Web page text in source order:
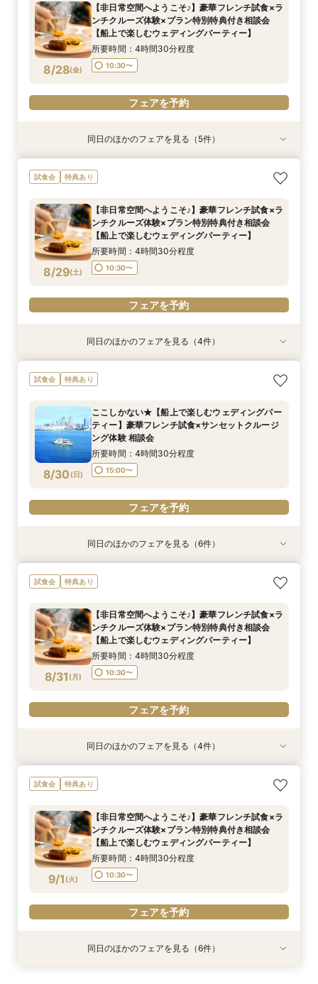
8/27(木)
9:00〜
10:30〜
15:00〜
フェアを予約
8/27(木)
13:30〜
フェアを予約
8/27(木)
10:30〜 13:00〜
フェアを予約
8/28(金)
【非日常空間へようこそ♪】豪華フレンチ試食×ラ
ンチクルーズ体験×プラン特別特典付き相談会
【船上で楽しむウェディングパーティー】
所要時間：4時間30分程度
10:30〜
フェアを予約
特典あり
8/28(金)
ここしかない★【船上で楽しむウェディングパー
ティー】豪華フレンチ試食×サンセットクルージ
所要時間：4時間30分程度
15:00〜
フェアを予約
8/28(金)
【少人数での結婚式にオススメ！】じっくりご見
学×アットホームパーティー相談フェア
9:00〜
10:30〜
15:00〜
フェアを予約
8/28(金)
【★平日限定★】ゆったり船内見学＆ウェディン
グクルーズ相談会
10:30〜 14:00〜
フェアを予約
8/28(金)
【＃海が見える】船上フォトウェディングが熱
い！フォト相談会
9:00〜 10:30〜
フェアを予約
8/28(金)
【オンライン相談会】お手軽３Dウォークでご見
学♪運命の会場がここに・・★
10:30〜 13:00〜
フェアを予約
同日のほかのフェアを見る（5件）
試食会 特典あり
8/29(土)
【非日常空間へようこそ♪】豪華フレンチ試食×ラ
ンチクルーズ体験×プラン特別特典付き相談会
【船上で楽しむウェディングパーティー】
所要時間：4時間30分程度
10:30〜
フェアを予約
8/29(土)
【少人数での結婚式にオススメ！】じっくりご見
学×アットホームパーティー相談フェア
9:00〜
10:30〜
15:00〜
フェアを予約
特典あり
8/29(土)
ここしかない★【船上で楽しむウェディングパー
ティー】豪華フレンチ試食×サンセットクルージ
所要時間：4時間30分程度
15:00〜
フェアを予約
8/29(土)
【★土日限定★】ゆったり船内見学＆ウェディン
グクルーズ相談会
9:00〜
10:30〜
15:00〜
フェアを予約
8/29(土)
【オンライン相談会】お手軽３Dウォークでご見
学♪運命の会場がここに・・★
10:30〜 13:00〜
フェアを予約
同日のほかのフェアを見る（4件）
試食会 特典あり
8/30 (日)
ここしかない★【船上で楽しむウェディングパー
ティー】豪華フレンチ試食×サンセットクルージ
ング体験 相談会
所要時間：4時間30分程度
15:00〜
フェアを予約
8/30(日)
【少人数での結婚式にオススメ！】じっくりご見
学×アットホームパーティー相談フェア
9:00〜
10:30〜
15:00〜
フェアを予約
特典あり
8/30(日)
【非日常空間へようこそ♪】豪華フレンチ試食×ラ
ンチクルーズ体験×プラン特別特典付き相談会
所要時間：4時間30分程度
10:30〜
フェアを予約
8/30(日)
【★土日限定★】ゆったり船内見学＆ウェディン
グクルーズ相談会
9:00〜
10:30〜
15:00〜
フェアを予約
特典あり
8/30(日)
幸せの航海を♪【スイーツ×５０分クルーズ】１件
目来館にお勧め！
13:30〜
フェアを予約
8/30(日)
【＃海が見える】船上フォトウェディングが熱
い！フォト相談会
9:00〜 10:30〜
フェアを予約
8/30(日)
【オンライン相談会】お手軽３Dウォークでご見
学♪運命の会場がここに・・★
10:30〜 13:00〜
フェアを予約
同日のほかのフェアを見る（6件）
試食会 特典あり
8/31 (月)
【非日常空間へようこそ♪】豪華フレンチ試食×ラ
ンチクルーズ体験×プラン特別特典付き相談会
【船上で楽しむウェディングパーティー】
所要時間：4時間30分程度
10:30〜
フェアを予約
特典あり
8/31(月)
ここしかない★【船上で楽しむウェディングパー
ティー】豪華フレンチ試食×サンセットクルージ
所要時間：4時間30分程度
15:00〜
フェアを予約
8/31(月)
【少人数での結婚式にオススメ！】じっくりご見
学×アットホームパーティー相談フェア
9:00〜
10:30〜
15:00〜
フェアを予約
8/31(月)
【★平日限定★】ゆったり船内見学＆ウェディン
グクルーズ相談会
10:30〜 14:00〜
フェアを予約
8/31(月)
【オンライン相談会】お手軽３Dウォークでご見
学♪運命の会場がここに・・★
10:30〜 13:00〜
フェアを予約
同日のほかのフェアを見る（4件）
試食会 特典あり
9/1 (火)
【非日常空間へようこそ♪】豪華フレンチ試食×ラ
ンチクルーズ体験×プラン特別特典付き相談会
【船上で楽しむウェディングパーティー】
所要時間：4時間30分程度
10:30〜
フェアを予約
特典あり
特典あり同日のほかのフェアを見る（6件）